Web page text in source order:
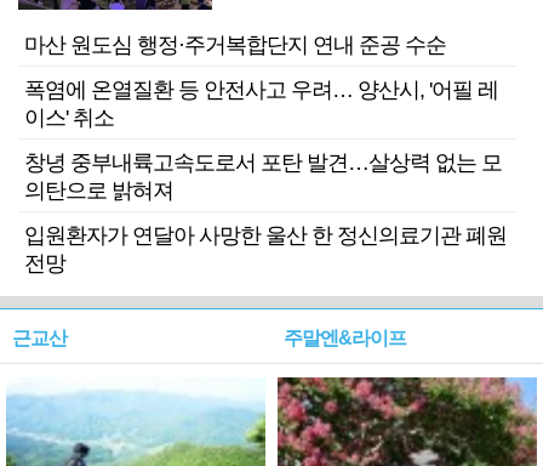
마산 원도심 행정·주거복합단지 연내 준공 수순
폭염에 온열질환 등 안전사고 우려… 양산시, '어필 레
이스' 취소
창녕 중부내륙고속도로서 포탄 발견…살상력 없는 모
의탄으로 밝혀져
입원환자가 연달아 사망한 울산 한 정신의료기관 폐원
전망
근교산 주말엔&라이프